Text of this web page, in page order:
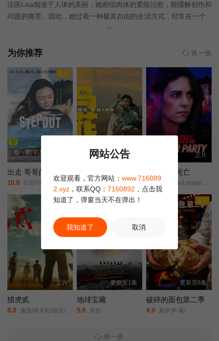
法医Lisa痴迷于人体的美丽，她相信肉体的爱能治愈，能缓解创伤和
问题的痛苦。因此，她过着一种极其自由的生活方式，经常在一个
晚上进入随意的关系。但是有一天，丽莎面前的桌子上有一具女孩
知名男子的照片。。。
为你推荐 换一换
正片
出走 哥哥的彼界
10.0 STEP/OUT/にーにーのニライカナイ/
HD国语
6.0 琚子轩/李聪/张越宁/高深/
正片
晚宴上的死亡
7.0 Candice/Lidstone/卡梅伦·布罗德/马克·戴/Eden/Broda/Bryce/Wynter/玛蒂娜·奥尔蒂斯·路易斯/阿娜娜·里德瓦尔德/阮朴生/Jon/Welch/
正片
猎虎贰
8.0 康磊/李先时/杨亚/崔金迪/
剧集
更新至1集
地球宝藏
5.0 未知
正片
更新至6集
破碎的面包第二季
4.0 厨罗伊·崔/
换一换
网站公告
欢迎观看，官方网站： www.716089
2.xyz ，联系QQ： 7160892 ，点击我
知道了，弹窗当天不在弹出！
我知道了 取消